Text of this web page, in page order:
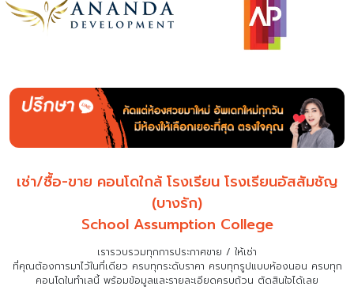
เช่า/ซื้อ-ขาย คอนโดใกล้ โรงเรียน โรงเรียนอัสสัมชัญ
(บางรัก)
School Assumption College
เรารวบรวมทุกการประกาศขาย / ให้เช่า
ที่คุณต้องการมาไว้ในที่เดียว ครบทุกระดับราคา ครบทุกรูปแบบห้องนอน ครบทุก
คอนโดในทำเลนี้ พร้อมข้อมูลและรายละเอียดครบถ้วน ตัดสินใจได้เลย